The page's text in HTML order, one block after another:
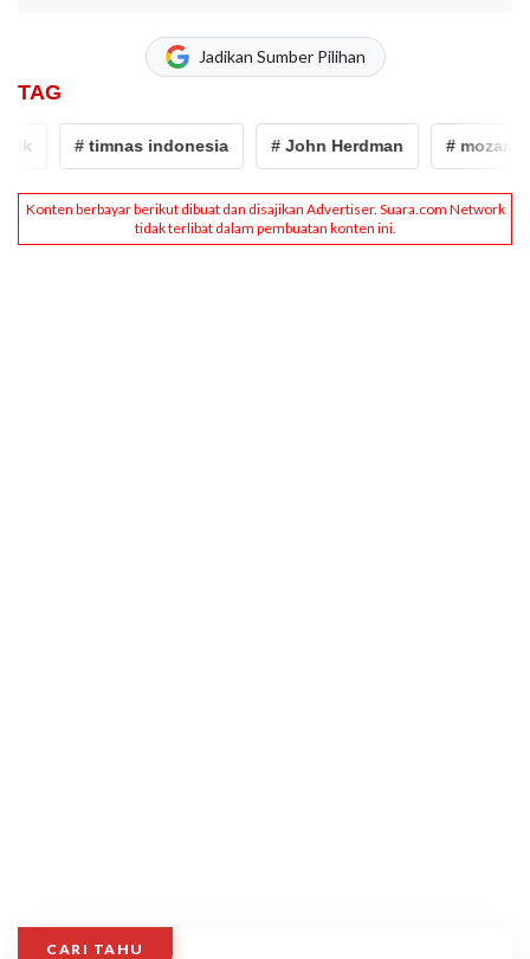
Jadikan Sumber Pilihan
TAG
# timnas indonesia # John Herdman # mozambik
CARI TAHU